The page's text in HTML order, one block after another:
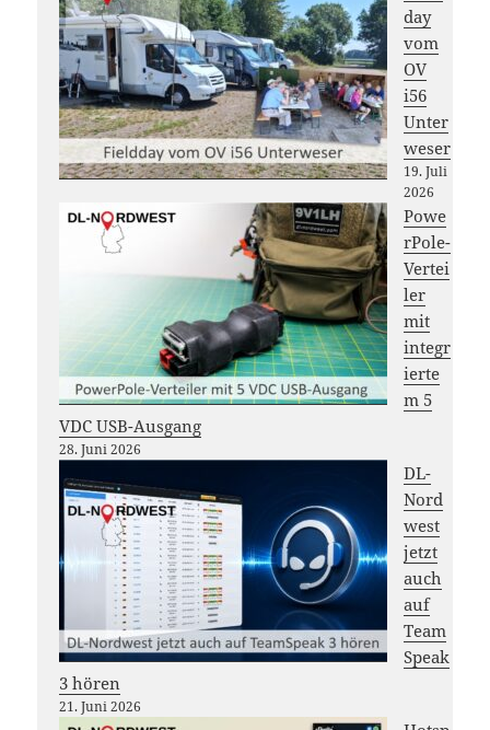
day
vom
OV
i56
Unter
weser
19. Juli
2026
Powe
rPole-
Vertei
ler
mit
integr
ierte
m 5
VDC USB-Ausgang
28. Juni 2026
DL-
Nord
west
jetzt
auch
auf
Team
Speak
3 hören
21. Juni 2026